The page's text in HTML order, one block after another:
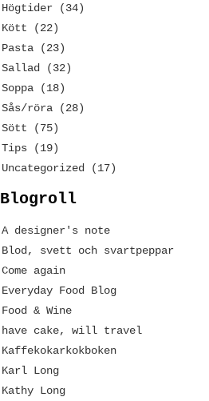
Högtider(34)
Kött (22)
Pasta(23)
Sallad(32)
Soppa(18)
Sås/röra(28)
Sött (75)
Tips(19)
Uncategorized(17)
Blogroll
A designer's note
Blod, svett och svartpeppar
Come again
Everyday Food Blog
Food & Wine
have cake, will travel
Kaffekokarkokboken
Karl Long
Kathy Long